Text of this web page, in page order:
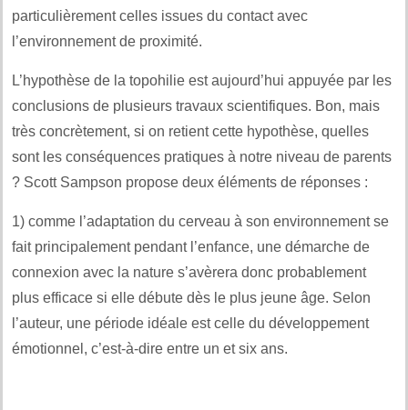
particulièrement celles issues du contact avec
l’environnement de proximité.
L’hypothèse de la topohilie est aujourd’hui appuyée par les
conclusions de plusieurs travaux scientifiques. Bon, mais
très concrètement, si on retient cette hypothèse, quelles
sont les conséquences pratiques à notre niveau de parents
? Scott Sampson propose deux éléments de réponses :
1) comme l’adaptation du cerveau à son environnement se
fait principalement pendant l’enfance, une démarche de
connexion avec la nature s’avèrera donc probablement
plus efficace si elle débute dès le plus jeune âge. Selon
l’auteur, une période idéale est celle du développement
émotionnel, c’est-à-dire entre un et six ans.